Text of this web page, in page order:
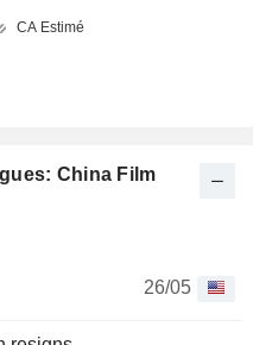
China Film
26/05